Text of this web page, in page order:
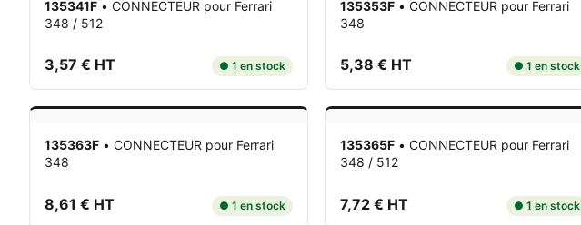
135341F • CONNECTEUR pour Ferrari
348 / 512
3,57 € HT ● 1 en stock
135353F • CONNECTEUR pour Ferrari
348
5,38 € HT ● 1 en stock
135363F • CONNECTEUR pour Ferrari
348
8,61 € HT ● 1 en stock
135365F • CONNECTEUR pour Ferrari
348 / 512
7,72 € HT ● 1 en stock